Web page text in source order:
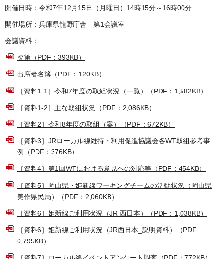
開催日時：令和7年12月15日（月曜日）14時15分～16時00分
開催場所：兵庫県龍野庁舎 第1会議室
会議資料：
次第（PDF：393KB）
出席者名簿（PDF：120KB）
［資料1-1］令和7年度の取組状況（一覧）（PDF：1,582KB）
［資料1-2］主な取組状況（PDF：2,086KB）
［資料2］令和8年度の取組（案）（PDF：672KB）
［資料3］JRローカル線維持・利用促進協議会各WT取組参考事
例（PDF：376KB）
［資料4］第1回WTにおける意見への対応等（PDF：454KB）
［資料5］岡山県・姫新線ワーキングチームの活動状況（岡山県
美作県民局）（PDF：2,060KB）
［資料6］姫新線ご利用状況（JR 西日本）（PDF：1,038KB）
［資料6］姫新線ご利用状況（JR西日本_説明資料）（PDF：
6,795KB）